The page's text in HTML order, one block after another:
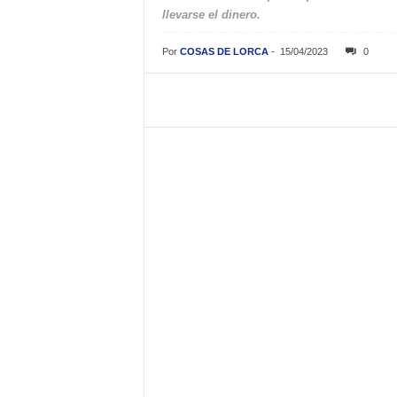
llevarse el dinero.
Por COSAS DE LORCA- 15/04/2023 0